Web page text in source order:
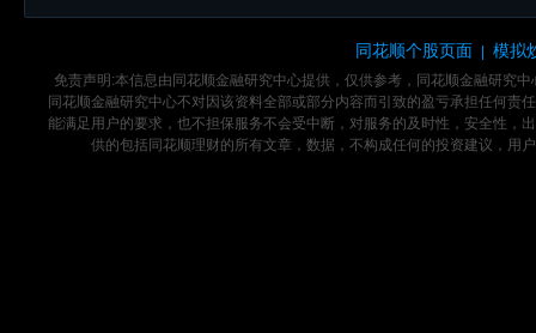
同花顺个股页面 模拟
免责声明:本信息由同花顺金融研究中心提供，仅供参考，同花顺金融研究
同花顺金融研究中心不对因该资料全部或部分内容而引致的盈亏承担任何
能满足用户的要求，也不担保服务不会受中断，对服务的及时性，安全性，
供的包括同花顺理财的所有文章，数据，不构成任何的投资建议，用